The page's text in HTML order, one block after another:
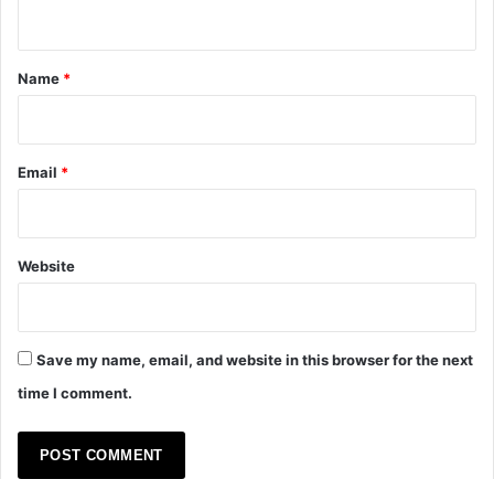
*
Name *
Email *
Website
Save my name, email, and website in this browser for the next
time I comment.